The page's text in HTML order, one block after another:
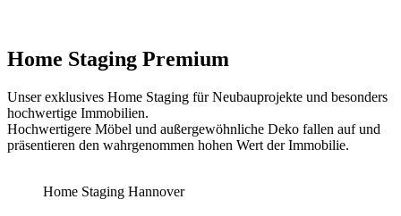
Home Staging Premium
Unser exklusives Home Staging für Neubauprojekte und besonders
hochwertige Immobilien.
Hochwertigere Möbel und außergewöhnliche Deko fallen auf und
präsentieren den wahrgenommen hohen Wert der Immobilie.
Home Staging Hannover